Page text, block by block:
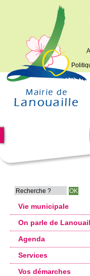
Vie municipale
On parle de
Agenda
Services
Vos démarches